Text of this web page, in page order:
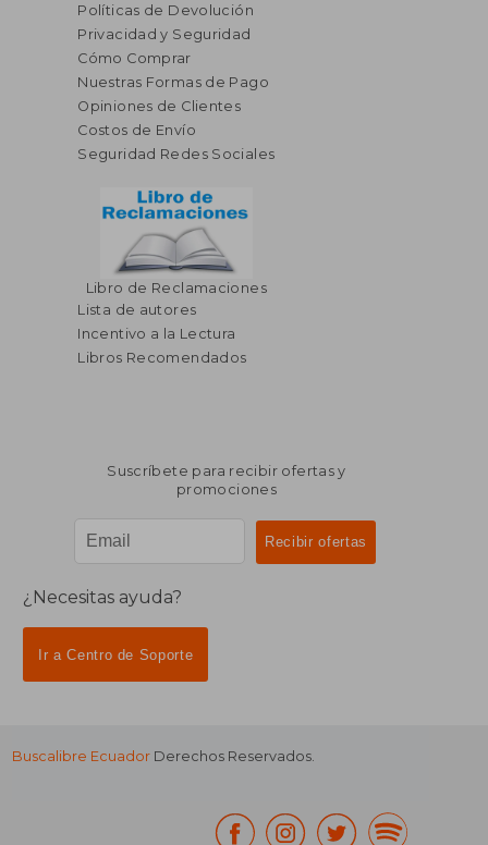
45%
dcto.
$ 40.68
$ 22.37
Políticas de Devolución
Privacidad y Seguridad
Cómo Comprar
Nuestras Formas de Pago
Opiniones de Clientes
Costos de Envío
Seguridad Redes Sociales
Libro de Reclamaciones
Lista de autores
Incentivo a la Lectura
Libros Recomendados
Suscríbete para recibir ofertas y
promociones
¿Necesitas ayuda?
Ir a Centro de Soporte
Buscalibre Ecuador Derechos Reservados.